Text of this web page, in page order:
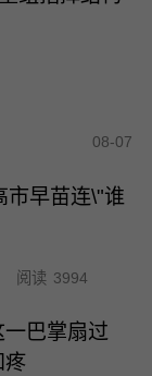
08-07
市早苗连\"谁
阅读 3994
巴掌扇过
疼